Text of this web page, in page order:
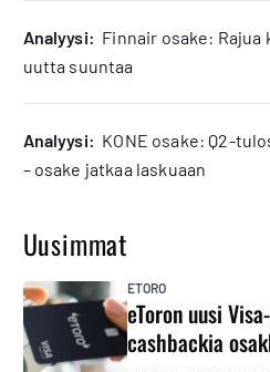
analyysi: Finnair osake: Rajua
uutta suuntaa
analyysi: KONE osake: Q2-
– osake jatkaa laskuaan
Uusimmat
ETORO
eToron uusi
cashbackia